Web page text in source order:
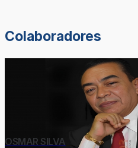
Colaboradores
OSMAR SILVA